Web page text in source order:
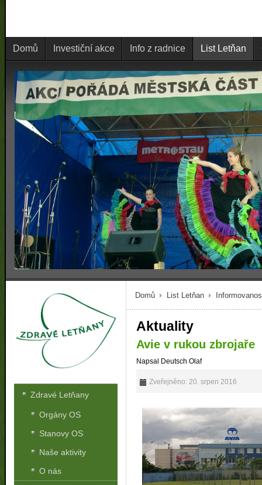
Domů Investiční akce Info z radnice List Letňan
Domů List Letňan
Aktuality
Avie v rukou zbrojaře
Napsal Deutsch Olaf
Zveřejněno: 20. srpen 2016
Zdravé Letňany
Orgány OS
Stanovy OS
Naše aktivity
O nás